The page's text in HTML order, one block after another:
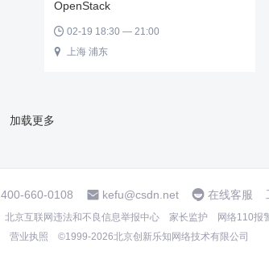
OpenStack
 02-19 18:30 — 21:00
 上海 浦东
加载更多
400-660-0108 kefu@csdn.net 在线客服
北京互联网违法和不良信息举报中心 家长监护 网络110报
营业执照 ©1999-2026北京创新乐知网络技术有限公司